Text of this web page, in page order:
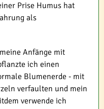
Prise Humus hat
als
Anfänge mit
ich einen
Blumenerde - mit
verfaulten und mein
verwende ich